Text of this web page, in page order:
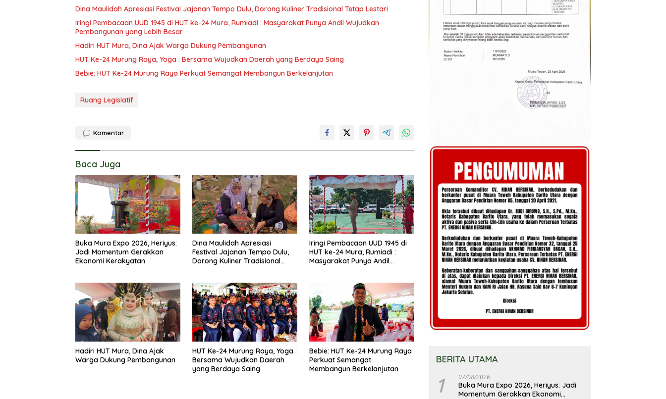
Dina Maulidah Apresiasi Festival Jajanan Tempo Dulu, Dorong Kuliner Tradisional Tetap Lestari
Iringi Pembacaan UUD 1945 di HUT ke-24 Mura, Rumiadi : Masyarakat Punya Andil Wujudkan
Pembangunan yang Lebih Besar
Hadiri HUT Mura, Dina Ajak Warga Dukung Pembangunan
HUT Ke-24 Murung Raya, Yoga : Bersama Wujudkan Daerah yang Berdaya Saing
Bebie: HUT Ke-24 Murung Raya Perkuat Semangat Membangun Berkelanjutan
Ruang Legislatif
Komentar
Baca Juga
Buka Mura Expo 2026, Heriyus:
Jadi Momentum Gerakkan
Ekonomi Kerakyatan
Dina Maulidah Apresiasi
Festival Jajanan Tempo Dulu,
Dorong Kuliner Tradisional
Iringi Pembacaan UUD 1945 di
HUT ke-24 Mura, Rumiadi :
Masyarakat Punya Andil
Hadiri HUT Mura, Dina Ajak
Warga Dukung Pembangunan
HUT Ke-24 Murung Raya, Yoga :
Bersama Wujudkan Daerah
yang Berdaya Saing
Bebie: HUT Ke-24 Murung Raya
Perkuat Semangat
Membangun Berkelanjutan
BERITA UTAMA
1 07/08/2026
Buka Mura Expo 2026, Heriyus: Jadi
Momentum Gerakkan Ekonomi